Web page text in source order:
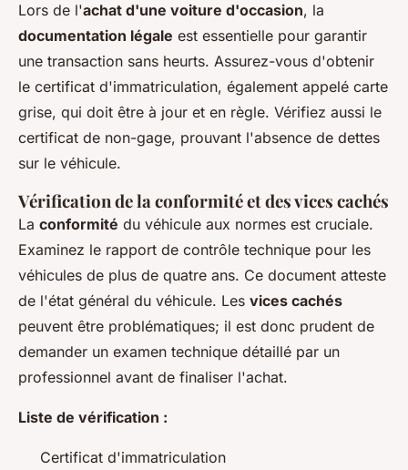
Lors de l'achat d'une voiture d'occasion, la
documentation légale est essentielle pour garantir
une transaction sans heurts. Assurez-vous d'obtenir
le certificat d'immatriculation, également appelé carte
grise, qui doit être à jour et en règle. Vérifiez aussi le
certificat de non-gage, prouvant l'absence de dettes
sur le véhicule.
Vérification de la conformité et des vices cachés
La conformité du véhicule aux normes est cruciale.
Examinez le rapport de contrôle technique pour les
véhicules de plus de quatre ans. Ce document atteste
de l'état général du véhicule. Les vices cachés
peuvent être problématiques; il est donc prudent de
demander un examen technique détaillé par un
professionnel avant de finaliser l'achat.
Liste de vérification :
Certificat d'immatriculation